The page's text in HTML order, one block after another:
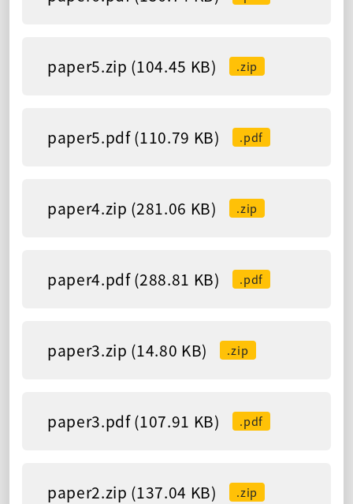
paper5.zip (104.45 KB) .zip
paper5.pdf (110.79 KB) .pdf
paper4.zip (281.06 KB) .zip
paper4.pdf (288.81 KB) .pdf
paper3.zip (14.80 KB) .zip
paper3.pdf (107.91 KB) .pdf
paper2.zip (137.04 KB) .zip